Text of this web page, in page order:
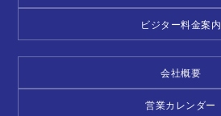
ビジター料金案内
会社概要
営業カレンダー